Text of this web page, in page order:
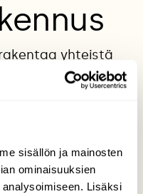
sisällön ja mainosten
ominaisuuksien
Lisäksi
yhteistä
tukien. Kuva
Espoossa.